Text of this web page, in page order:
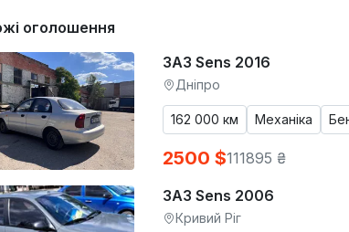
оголошення
ЗАЗ Sens 2016
Дніпро
162 000 км Механіка
2500 $111895 ₴
ЗАЗ Sens 2006
Кривий Ріг